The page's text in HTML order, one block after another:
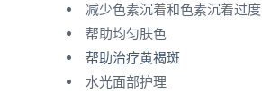
减少色素沉着和色素沉着过度
帮助均匀肤色
帮助治疗黄褐斑
水光面部护理